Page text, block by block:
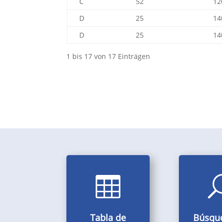
D
25
D
25
1 bis 17 von 17 Einträgen

Tabla de
Tamaños, diámetros,
pesos, normas,
dimensiones, etc. de
para cada